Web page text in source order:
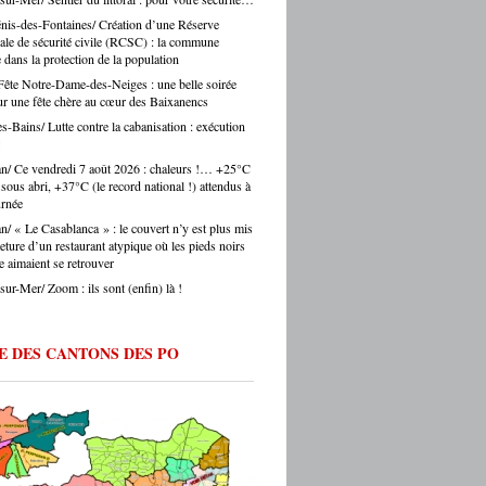
auprès des collectivités, des institutions, du
Et on ne fait pas ça mollement. »
: justement, est-ce que les artisans
une période difficile en ce moment ? -
: « Comme partout en France, les
font face à une accumulation de pressions
en hausse, coût des matières premières,
de recrutement, concurrence déloyale…
département comme le nôtre, qui
des fragilités socio-économiques bien
ces difficultés sont souvent amplifiées.
directement les artisans. Mais je ne
verser dans le catastrophisme : il y a
beaucoup de jeunes qui choisissent
recrutement. On entend souvent que
« C’est un sujet majeur, effectivement. Il y
en tension très forte — le bâtiment,
la mécanique. Des métiers où on peut
du travail immédiatement à la sortie du
de vraies perspectives de carrière et
reprise d’entreprise. Mais le regard de la
les chauffeurs de taxi parisiens.
des-Fontaines/ Création d’une Réserve
de sécurité civile (RCSC) : la commune
dans la protection de la population
Notre-Dame-des-Neiges : une belle soirée
une fête chère au cœur des Baixanencs
Bains/ Lutte contre la cabanisation : exécution
Ce vendredi 7 août 2026 : chaleurs !… +25°C
abri, +37°C (le record national !) attendus à
« Le Casablanca » : le couvert n’y est plus mis
d’un restaurant atypique où les pieds noirs
aimaient se retrouver
Mer/ Zoom : ils sont (enfin) là !
DES CANTONS DES PO